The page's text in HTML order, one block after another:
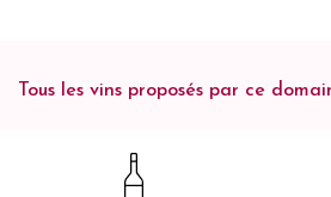
Tous les vins proposés par ce